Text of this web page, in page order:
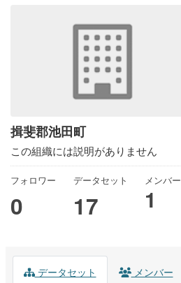
揖斐郡池田町
この組織には説明がありません
フォロワー
0
データセット
17
メンバー
1
データセット メンバー